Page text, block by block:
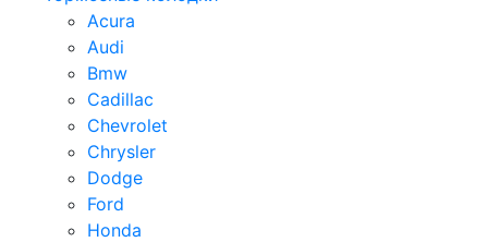
Acura
Audi
Bmw
Cadillac
Chevrolet
Chrysler
Dodge
Ford
Honda